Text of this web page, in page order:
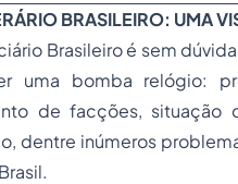
BRASILEIRO: UMA
Brasileiro é sem
uma bomba relógio:
de facções,
dentre inúmeros